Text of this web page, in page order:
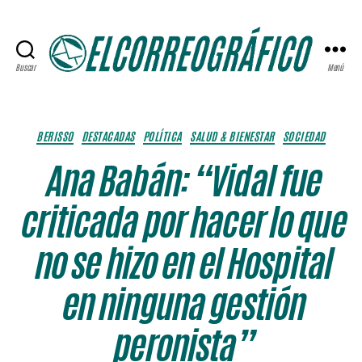
Buscar Menú
Categorías
BERISSO DESTACADAS POLÍTICA SALUD & BIENESTAR SOCIEDAD
Ana Babán: “Vidal fue
criticada por hacer lo que
no se hizo en el Hospital
en ninguna gestión
peronista”